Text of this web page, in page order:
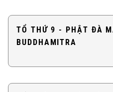
TỔ THỨ 9 - PHẬT ĐÀ
BUDDHAMITRA